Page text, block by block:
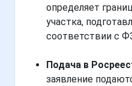
определяет
участка,
соответствии с
Подача в
заявление